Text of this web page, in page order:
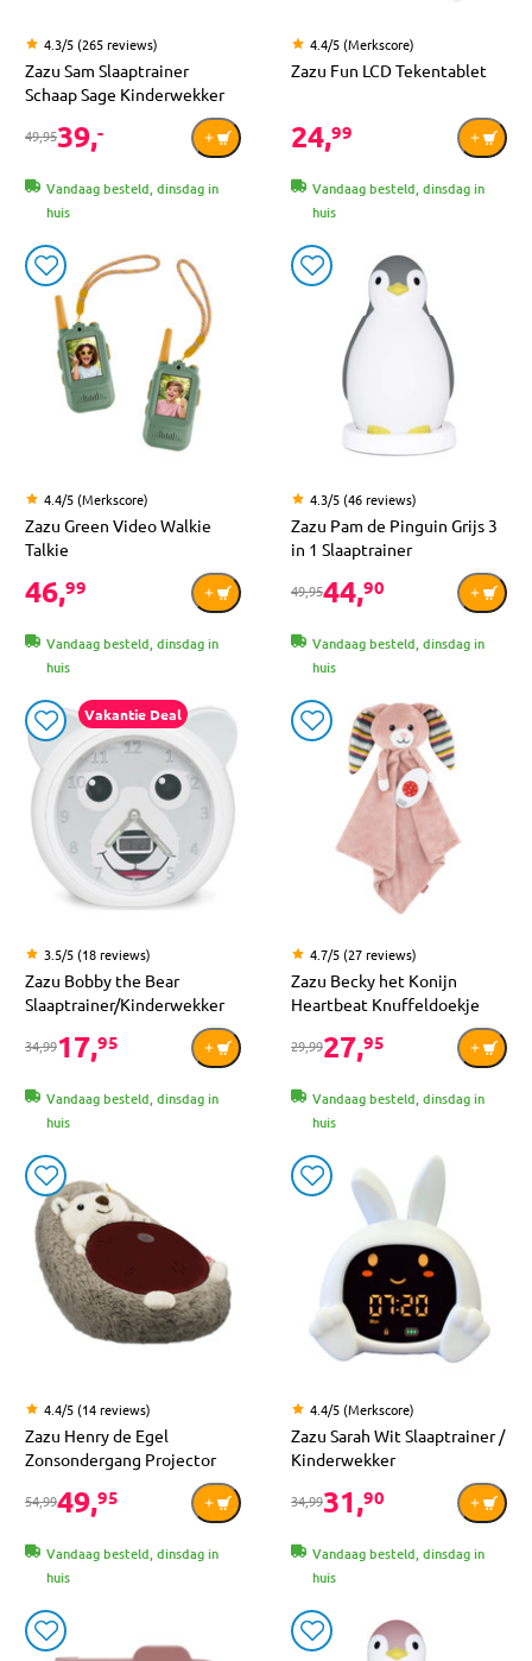
4.3/5 (265 reviews)
Zazu Sam Slaaptrainer
Schaap Sage Kinderwekker
49,9539,-
Vandaag besteld, dinsdag in
huis
4.4/5 (Merkscore)
Zazu Fun LCD Tekentablet
24,99
Vandaag besteld, dinsdag in
huis
4.4/5 (Merkscore)
Zazu Green Video Walkie
Talkie
46,99
Vandaag besteld, dinsdag in
huis
4.3/5 (46 reviews)
Zazu Pam de Pinguin Grijs 3
in 1 Slaaptrainer
49,9544,90
Vandaag besteld, dinsdag in
huis
Vakantie Deal
3.5/5 (18 reviews)
Zazu Bobby the Bear
Slaaptrainer/Kinderwekker
34,9917,95
Vandaag besteld, dinsdag in
huis
4.7/5 (27 reviews)
Zazu Becky het Konijn
Heartbeat Knuffeldoekje
29,9927,95
Vandaag besteld, dinsdag in
huis
4.4/5 (14 reviews)
Zazu Henry de Egel
Zonsondergang Projector
54,9949,95
Vandaag besteld, dinsdag in
huis
4.4/5 (Merkscore)
Zazu Sarah Wit Slaaptrainer /
Kinderwekker
34,9931,90
Vandaag besteld, dinsdag in
huis